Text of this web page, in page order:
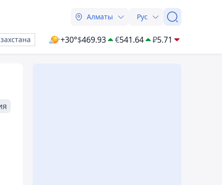
Алматы Рус
+30°$469.93 €541.64 ₽5.71